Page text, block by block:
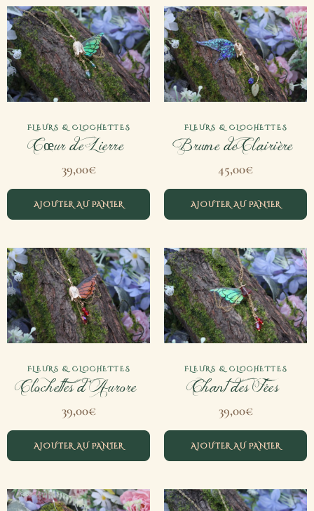
FLEURS & CLOCHETTES
Cœur de Lierre
39,00€
AJOUTER AU PANIER
FLEURS & CLOCHETTES
Brume de Clairière
45,00€
AJOUTER AU PANIER
FLEURS & CLOCHETTES
Clochettes d’Aurore
39,00€
AJOUTER AU PANIER
FLEURS & CLOCHETTES
Chant des Fées
39,00€
AJOUTER AU PANIER